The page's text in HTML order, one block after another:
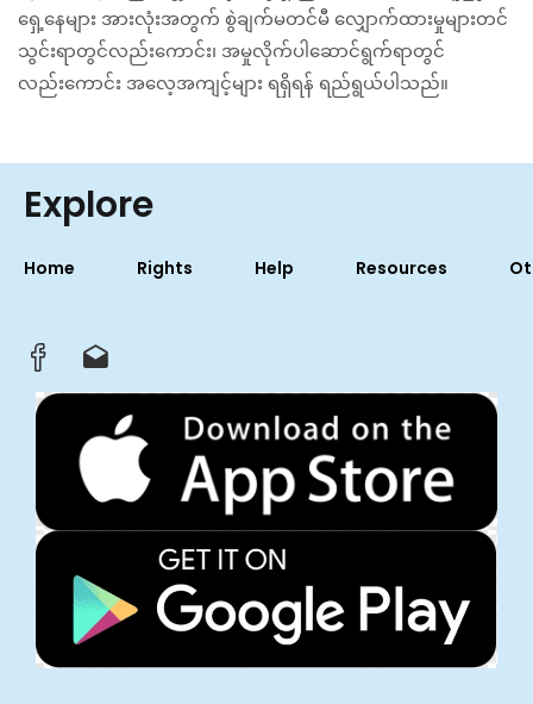
ရှေ့နေများ အားလုံးအတွက် စွဲချက်မတင်မီ လျှောက်ထားမှုများတင်
သွင်းရာတွင်လည်းကောင်း၊ အမှုလိုက်ပါဆောင်ရွက်ရာတွင်
လည်းကောင်း အလေ့အကျင့်များ ရရှိရန် ရည်ရွယ်ပါသည်။
Explore
Home Rights Help Resources